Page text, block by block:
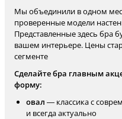
Мы объединили в одном
проверенные модели
Представленные здесь бра
вашем интерьере. Цены
сегменте
Сделайте бра главным
форму:
овал — классика с
и всегда актуально